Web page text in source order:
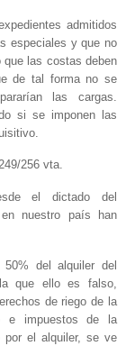
admitidos
especiales y que no
que las costas deben
de tal forma no se
las cargas.
si se imponen las
256 vta.
el dictado del
en nuestro país han
del alquiler del
que ello es falso,
de riego de la
e impuestos de la
por el alquiler, se ve